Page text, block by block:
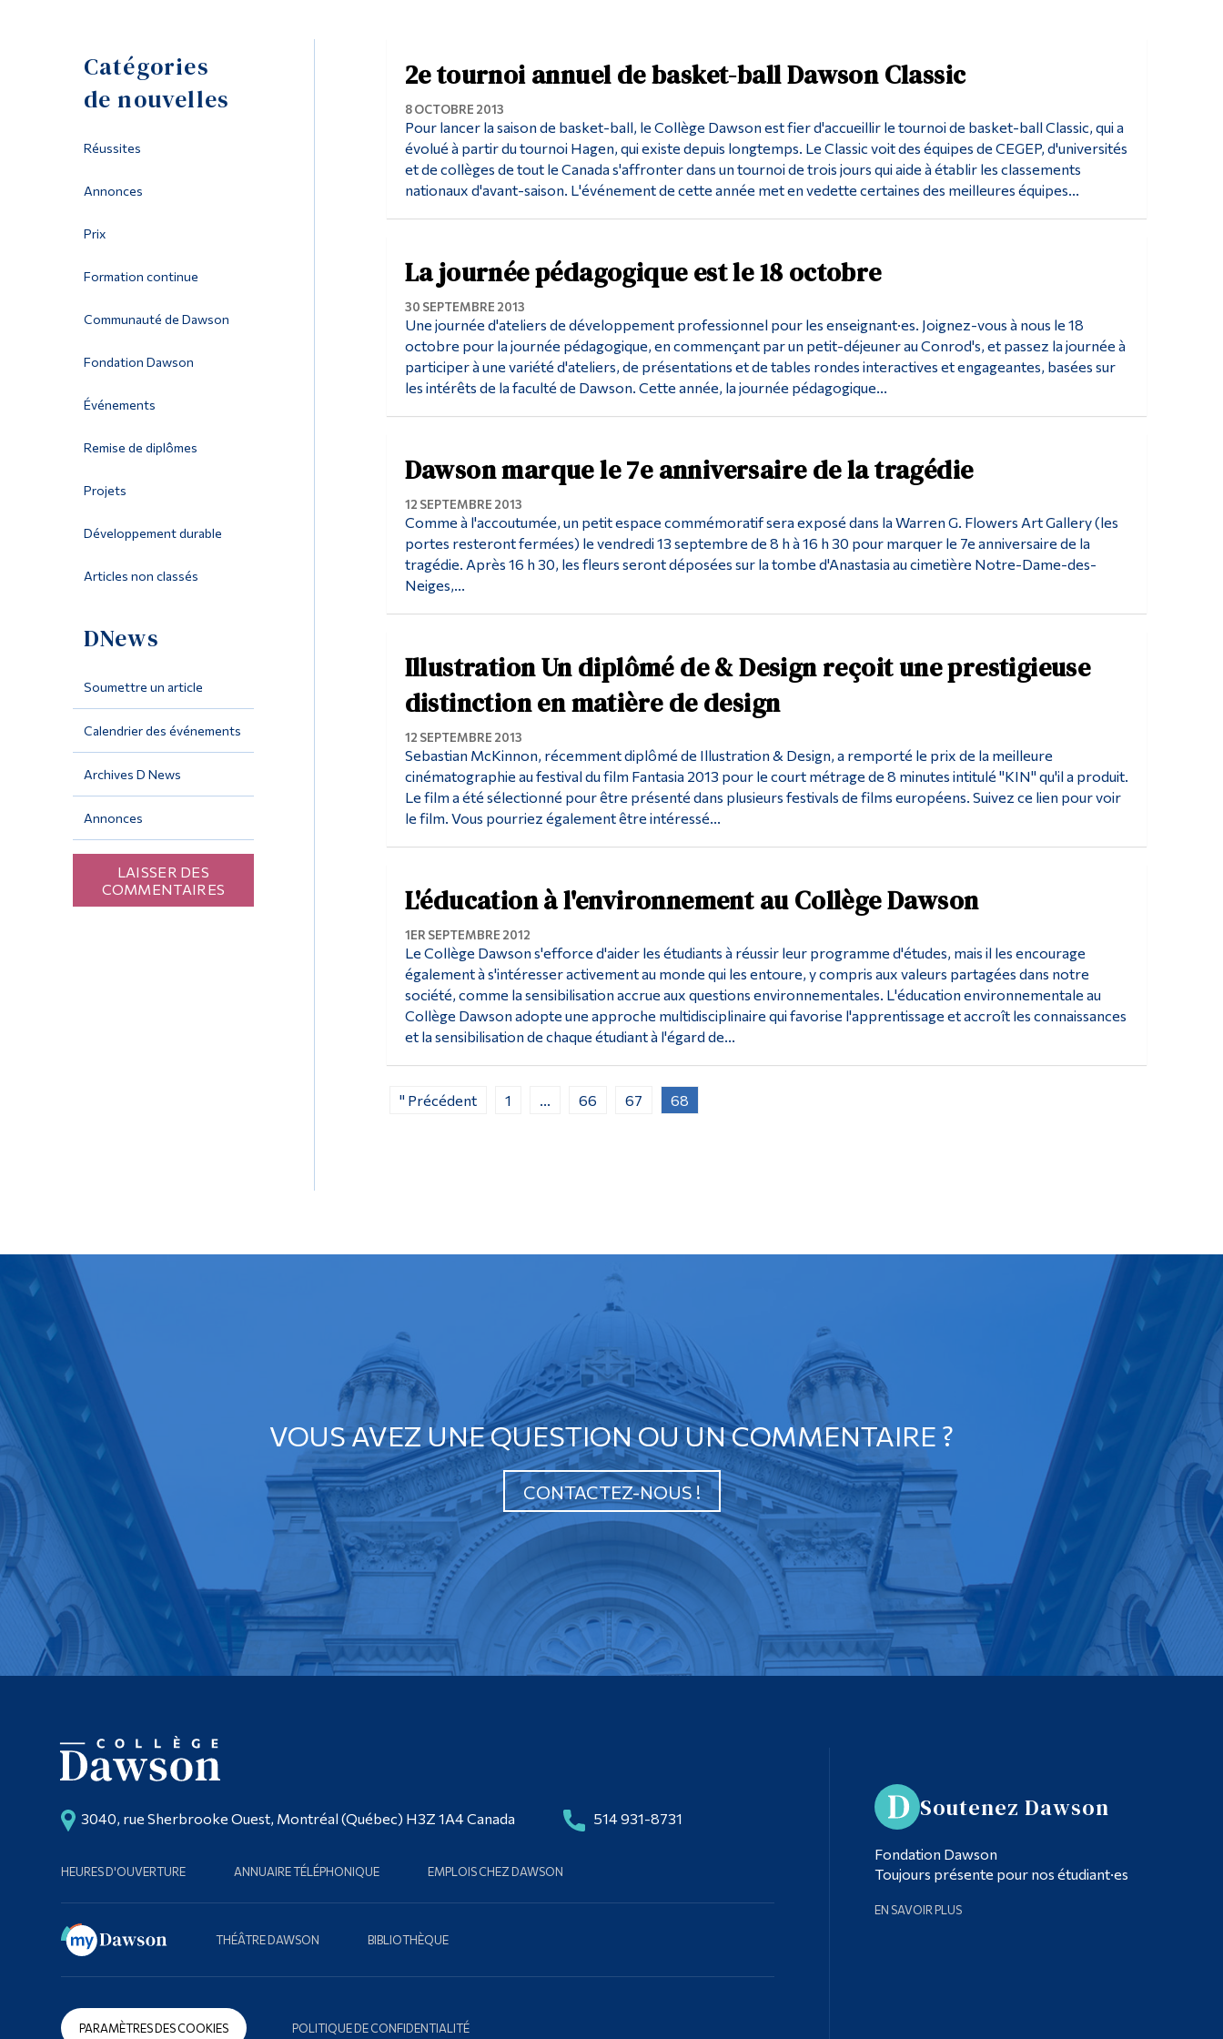
Catégories
de nouvelles
Réussites
Annonces
Prix
Formation continue
Communauté de Dawson
Fondation Dawson
Événements
Remise de diplômes
Projets
Développement durable
Articles non classés
DNews
Soumettre un article
Calendrier des événements
Archives D News
Annonces
LAISSER DES
COMMENTAIRES
2e tournoi annuel de basket-ball Dawson Classic
8 OCTOBRE 2013
Pour lancer la saison de basket-ball, le Collège Dawson est fier d'accueillir le tournoi de basket-ball Classic, qui a
évolué à partir du tournoi Hagen, qui existe depuis longtemps. Le Classic voit des équipes de CEGEP, d'universités
et de collèges de tout le Canada s'affronter dans un tournoi de trois jours qui aide à établir les classements
nationaux d'avant-saison. L'événement de cette année met en vedette certaines des meilleures équipes...
La journée pédagogique est le 18 octobre
30 SEPTEMBRE 2013
Une journée d'ateliers de développement professionnel pour les enseignant·es. Joignez-vous à nous le 18
octobre pour la journée pédagogique, en commençant par un petit-déjeuner au Conrod's, et passez la journée à
participer à une variété d'ateliers, de présentations et de tables rondes interactives et engageantes, basées sur
les intérêts de la faculté de Dawson. Cette année, la journée pédagogique...
Dawson marque le 7e anniversaire de la tragédie
12 SEPTEMBRE 2013
Comme à l'accoutumée, un petit espace commémoratif sera exposé dans la Warren G. Flowers Art Gallery (les
portes resteront fermées) le vendredi 13 septembre de 8 h à 16 h 30 pour marquer le 7e anniversaire de la
tragédie. Après 16 h 30, les fleurs seront déposées sur la tombe d'Anastasia au cimetière Notre-Dame-des-
Neiges,...
Illustration Un diplômé de & Design reçoit une prestigieuse
distinction en matière de design
12 SEPTEMBRE 2013
Sebastian McKinnon, récemment diplômé de Illustration & Design, a remporté le prix de la meilleure
cinématographie au festival du film Fantasia 2013 pour le court métrage de 8 minutes intitulé "KIN" qu'il a produit.
Le film a été sélectionné pour être présenté dans plusieurs festivals de films européens. Suivez ce lien pour voir
le film. Vous pourriez également être intéressé...
L'éducation à l'environnement au Collège Dawson
1ER SEPTEMBRE 2012
Le Collège Dawson s'efforce d'aider les étudiants à réussir leur programme d'études, mais il les encourage
également à s'intéresser activement au monde qui les entoure, y compris aux valeurs partagées dans notre
société, comme la sensibilisation accrue aux questions environnementales. L'éducation environnementale au
Collège Dawson adopte une approche multidisciplinaire qui favorise l'apprentissage et accroît les connaissances
et la sensibilisation de chaque étudiant à l'égard de...
" Précédent 1 ... 66 67 68
VOUS AVEZ UNE QUESTION OU UN COMMENTAIRE ?
CONTACTEZ-NOUS !
3040, rue Sherbrooke Ouest, Montréal (Québec) H3Z 1A4 Canada 514 931-8731
HEURES D'OUVERTURE ANNUAIRE TÉLÉPHONIQUE EMPLOIS CHEZ DAWSON
THÉÂTRE DAWSON BIBLIOTHÈQUE
PARAMÈTRES DES COOKIES POLITIQUE DE CONFIDENTIALITÉ
Soutenez Dawson
Fondation Dawson
Toujours présente pour nos étudiant·es
EN SAVOIR PLUS
Menu principal
Formation continue
Admissions
Futurs étudiants
Corps enseignant et personnel administratif
Diplômé·es et visiteur·euses